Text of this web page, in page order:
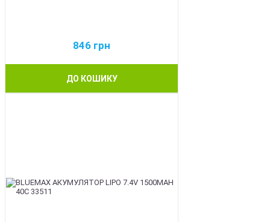
846 грн
ДО КОШИКУ